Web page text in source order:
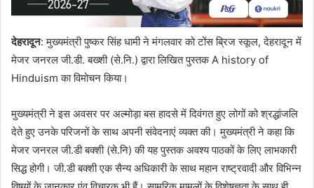
देहरादून: मुख्यमंत्री पुष्कर सिंह धामी ने मंगलवार को टोंस ब्रिज स्कूल, देहरादून में
मेजर जनरल जी.डी. बख्शी (से.नि.) द्वारा लिखित पुस्तक A history of
Hinduism का विमोचन किया।
मुख्यमंत्री ने इस अवसर पर अल्मोड़ा बस हादसे में दिवंगत हुए लोगों को श्रद्धांजलि
देते हुए उनके परिजनों के साथ अपनी संवेदनाएं व्यक्त की। मुख्यमंत्री ने कहा कि
मेजर जनरल जी.डी बक्शी (से.नि) की यह पुस्तक अवश्य पाठकों के लिए लाभकारी
सिद्ध होगी। जी.डी बक्शी एक सैन्य अधिकारी के साथ महान राष्ट्रवादी और विभिन्न